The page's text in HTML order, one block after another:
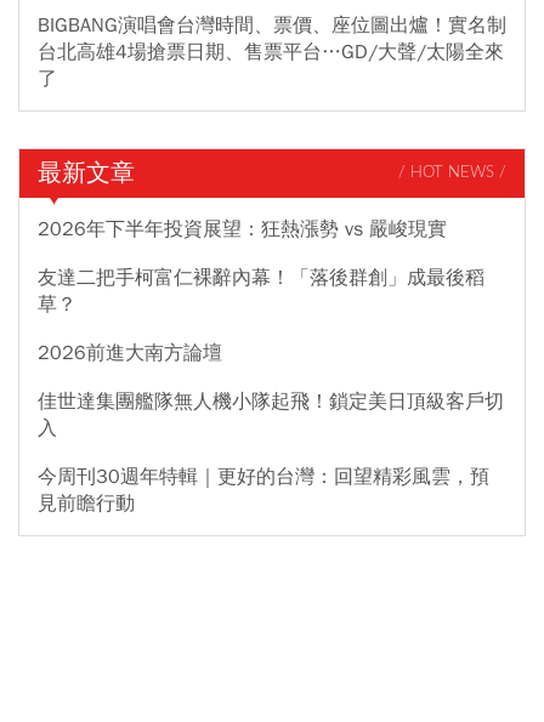
BIGBANG演唱會台灣時間、票價、座位圖出爐！實名制
台北高雄4場搶票日期、售票平台…GD/大聲/太陽全來
了
最新文章 / HOT NEWS /
2026年下半年投資展望：狂熱漲勢 vs 嚴峻現實
友達二把手柯富仁裸辭內幕！「落後群創」成最後稻
草？
2026前進大南方論壇
佳世達集團艦隊無人機小隊起飛！鎖定美日頂級客戶切
入
今周刊30週年特輯｜更好的台灣：回望精彩風雲，預
見前瞻行動